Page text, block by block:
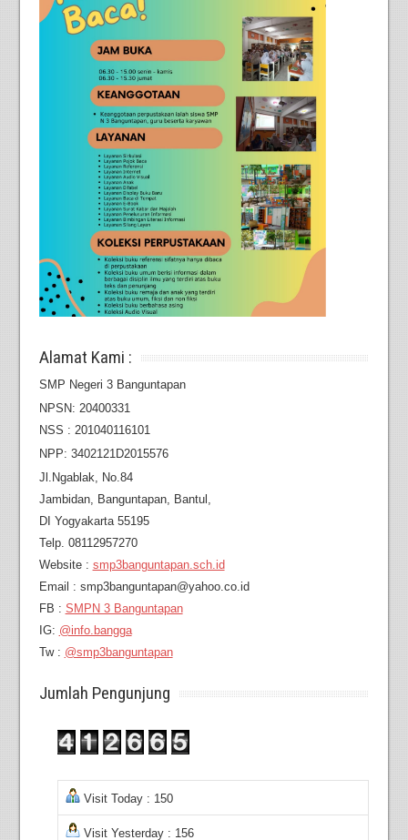
Alamat Kami :
SMP Negeri 3 Banguntapan
NPSN: 20400331
NSS : 201040116101
NPP: 3402121D2015576
Jl.Ngablak, No.84
Jambidan, Banguntapan, Bantul,
DI Yogyakarta 55195
Telp. 08112957270
Website : smp3banguntapan.sch.id
Email : smp3banguntapan@yahoo.co.id
FB : SMPN 3 Banguntapan
IG: @info.bangga
Tw : @smp3banguntapan
Jumlah Pengunjung
Visit Today : 150
Visit Yesterday : 156